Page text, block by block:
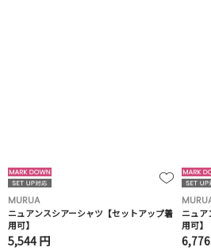
MURUA
ニュアンスシアーシャツ【セットアップ着
用可】
5,544 円
ニュア
用可】